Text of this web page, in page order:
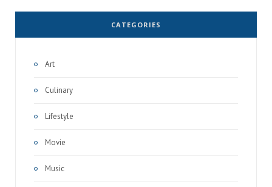
CATEGORIES
Art
Culinary
Lifestyle
Movie
Music